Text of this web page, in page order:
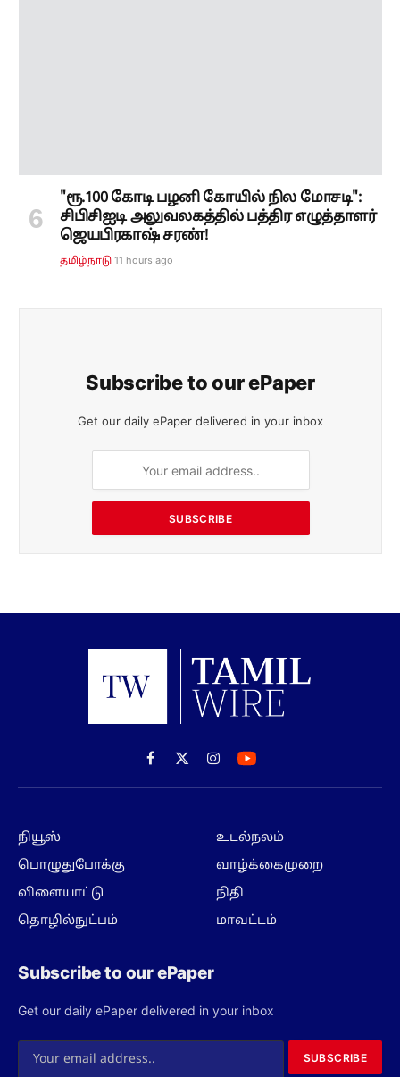
"ரூ.100 கோடி பழனி கோயில் நில மோசடி":
சிபிசிஐடி அலுவலகத்தில் பத்திர எழுத்தாளர்
ஜெயபிரகாஷ் சரண்!
தமிழ்நாடு 11 hours ago
Subscribe to our ePaper
Get our daily ePaper delivered in your inbox
SUBSCRIBE
Facebook
X
(Twitter)
Instagram
நியூஸ்
பொழுதுபோக்கு
விளையாட்டு
தொழில்நுட்பம்
உடல்நலம்
வாழ்க்கைமுறை
நிதி
மாவட்டம்
Subscribe to our ePaper
Get our daily ePaper delivered in your inbox
SUBSCRIBE